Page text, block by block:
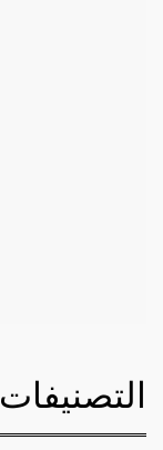
التصنيفات